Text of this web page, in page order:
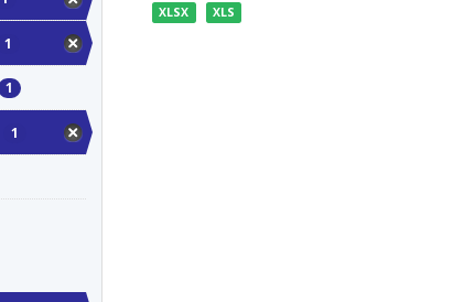
1
1
1
XLSX XLS